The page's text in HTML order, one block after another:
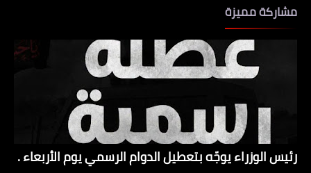
مشاركة مميزة
رئيس الوزراء يوجّه بتعطيل الدوام الرسمي يوم الأربعاء .